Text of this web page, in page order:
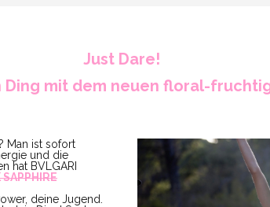
Just Dare!
mit dem neuen floral-
Man ist sofort
und die
hat BVLGARI
deine Jugend.